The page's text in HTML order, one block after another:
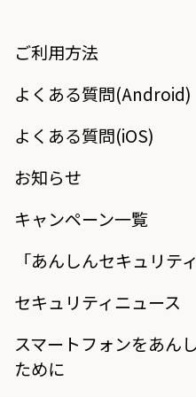
ご利用方法
よくある質問(Android)
よくある質問(iOS)
お知らせ
キャンペーン一覧
「あんしんセキュリテ
セキュリティニュース
スマートフォンをあん
ために